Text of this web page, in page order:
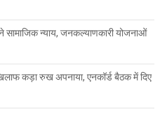
सामाजिक न्याय, जनकल्याणकारी योजनाओं
कड़ा रुख अपनाया, एनकॉर्ड बैठक में दिए